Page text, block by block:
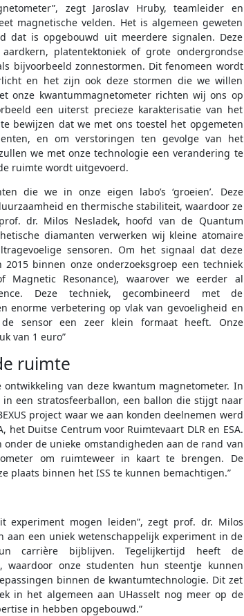
zegt Jaroslav Hruby, teamleider en
magnetische velden. Het is algemeen geweten
dat is opgebouwd uit meerdere signalen. Deze
platentektoniek of grote ondergrondse
bijvoorbeeld zonnestormen. Dit fenomeen wordt
en het zijn ook deze stormen die we willen
onze kwantummagnetometer richten wij ons op
een uiterst precieze karakterisatie van het
bewijzen dat we met ons toestel het opgemeten
en om verstoringen ten gevolge van het
we met onze technologie een verandering te
ruimte wordt uitgevoerd.
die we in onze eigen labo’s ‘groeien’. Deze
en thermische stabiliteit, waardoor ze
dr. Milos Nesladek, hoofd van de Quantum
diamanten verwerken wij kleine atomaire
sensoren. Om het signaal dat deze
binnen onze onderzoeksgroep een techniek
Magnetic Resonance), waarover we eerder al
Deze techniek, gecombineerd met de
enorme verbetering op vlak van gevoeligheid en
sensor een zeer klein formaat heeft. Onze
van 1 euro”
ruimte
van deze kwantum magnetometer. In
een stratosfeerballon, een ballon die stijgt naar
project waar we aan konden deelnemen werd
Duitse Centrum voor Ruimtevaart DLR en ESA.
de unieke omstandigheden aan de rand van
om ruimteweer in kaart te brengen. De
plaats binnen het ISS te kunnen bemachtigen.”
mogen leiden”, zegt prof. dr. Milos
aan een uniek wetenschappelijk experiment in de
bijblijven. Tegelijkertijd heeft de
waardoor onze studenten hun steentje kunnen
binnen de kwantumtechnologie. Dit zet
in het algemeen aan UHasselt nog meer op de
in hebben opgebouwd.”